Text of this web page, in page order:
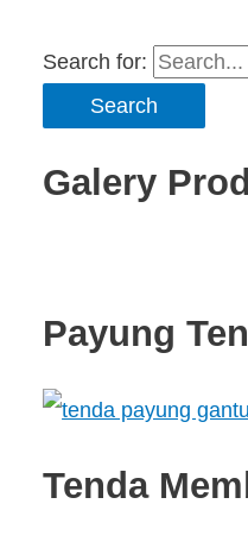
Search for:
Galery
Payung
Tenda